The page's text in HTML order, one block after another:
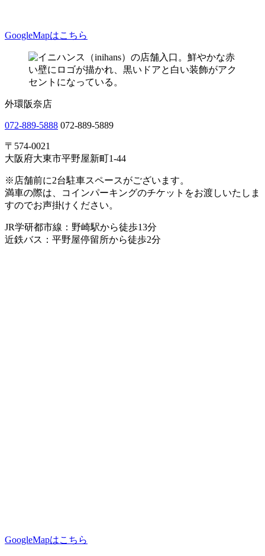
GoogleMapはこちら
外環阪奈店
072-889-5888 072-889-5889
〒574-0021
大阪府大東市平野屋新町1-44
※店舗前に2台駐車スペースがございます。
満車の際は、コインパーキングのチケットをお渡しいたしま
すのでお声掛けください。
JR学研都市線：野崎駅から徒歩13分
近鉄バス：平野屋停留所から徒歩2分
GoogleMapはこちら